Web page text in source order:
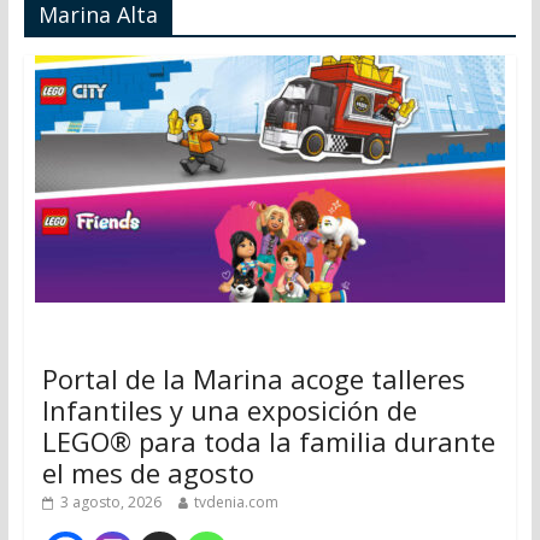
Marina Alta
Portal de la Marina acoge talleres
Infantiles y una exposición de
LEGO® para toda la familia durante
el mes de agosto
3 agosto, 2026 tvdenia.com